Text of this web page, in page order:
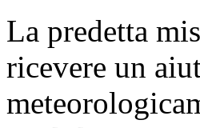
La predetta
ricevere un